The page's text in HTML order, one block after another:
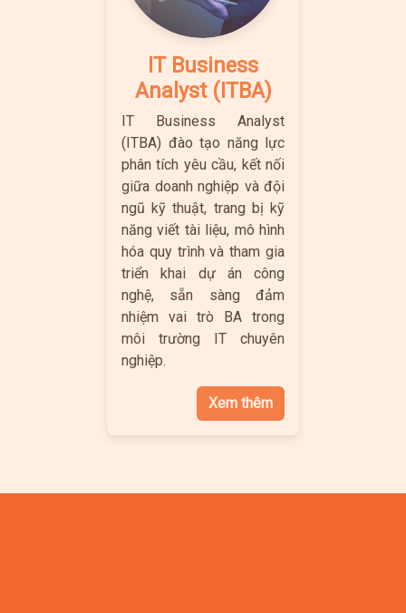
IT Business
Analyst (ITBA)
IT Business Analyst
(ITBA) đào tạo năng lực
phân tích yêu cầu, kết nối
giữa doanh nghiệp và đội
ngũ kỹ thuật, trang bị kỹ
năng viết tài liệu, mô hình
hóa quy trình và tham gia
triển khai dự án công
nghệ, sẵn sàng đảm
nhiệm vai trò BA trong
môi trường IT chuyên
nghiệp.
Xem thêm